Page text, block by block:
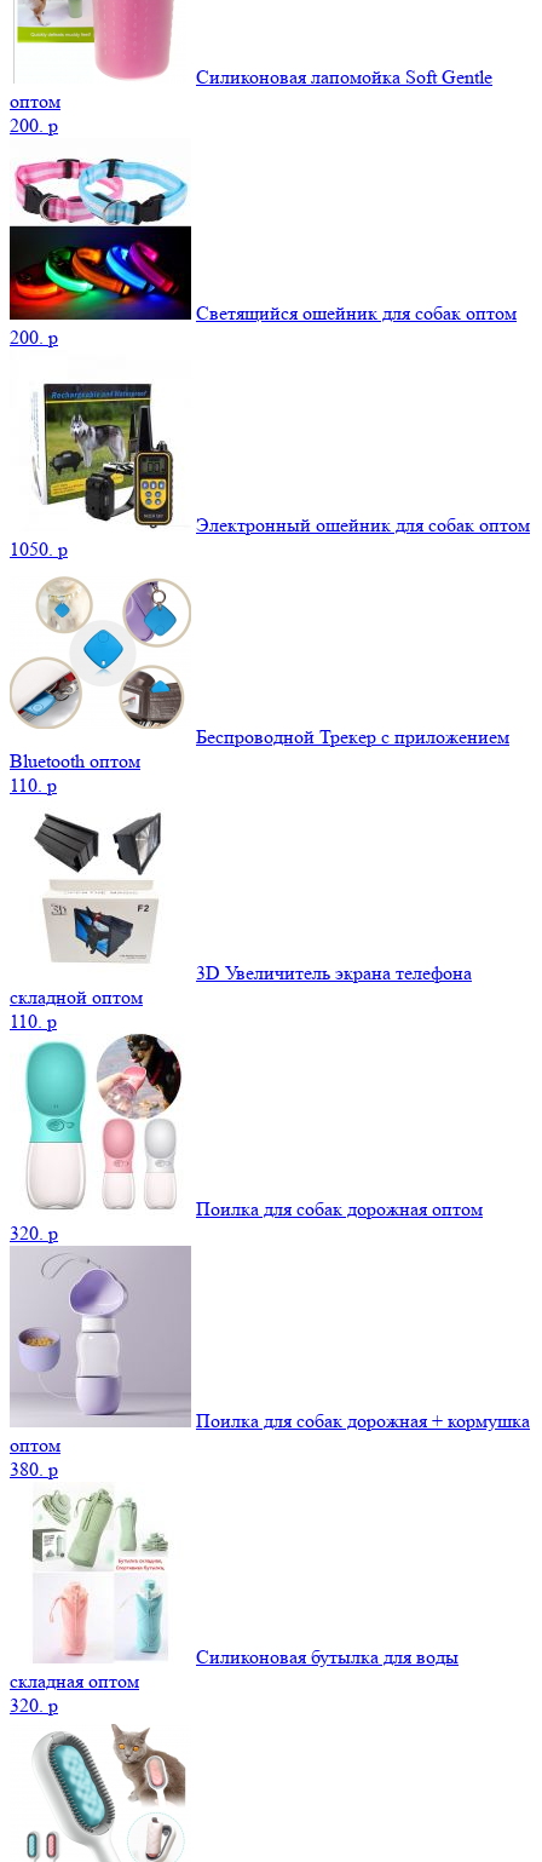
Силиконовая лапомойка Soft Gentle
оптом
200. p
Светящийся ошейник для собак оптом
200. p
Электронный ошейник для собак оптом
1050. p
Беспроводной Трекер с приложением
Bluetooth оптом
110. p
3D Увеличитель экрана телефона
складной оптом
110. p
Поилка для собак дорожная оптом
320. p
Поилка для собак дорожная + кормушка
оптом
380. p
Силиконовая бутылка для воды
складная оптом
320. p